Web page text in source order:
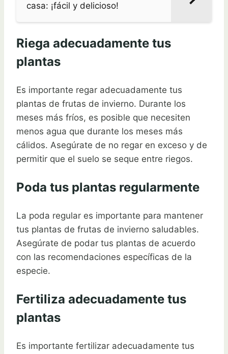
casa: ¡fácil y delicioso!
Riega adecuadamente tus
plantas
Es importante regar adecuadamente tus
plantas de frutas de invierno. Durante los
meses más fríos, es posible que necesiten
menos agua que durante los meses más
cálidos. Asegúrate de no regar en exceso y de
permitir que el suelo se seque entre riegos.
Poda tus plantas regularmente
La poda regular es importante para mantener
tus plantas de frutas de invierno saludables.
Asegúrate de podar tus plantas de acuerdo
con las recomendaciones específicas de la
especie.
Fertiliza adecuadamente tus
plantas
Es importante fertilizar adecuadamente tus